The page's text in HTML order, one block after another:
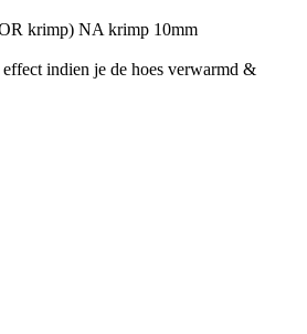
krimp) NA krimp 10mm
indien je de hoes verwarmd &